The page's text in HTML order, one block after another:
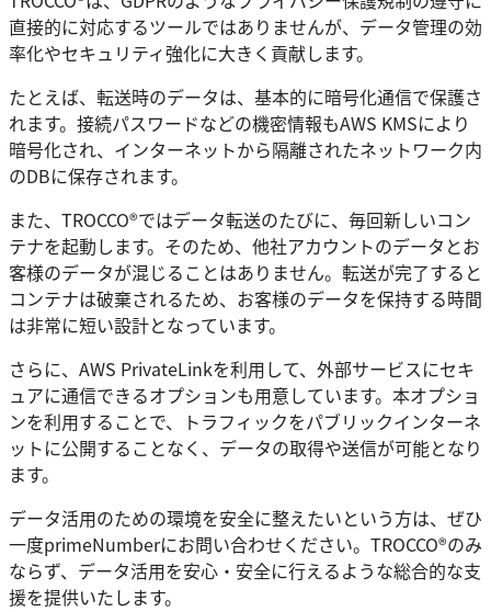
直接的に対応するツールではありませんが、データ管理の効
率化やセキュリティ強化に大きく貢献します。
たとえば、転送時のデータは、基本的に暗号化通信で保護さ
れます。接続パスワードなどの機密情報もAWS KMSにより
暗号化され、インターネットから隔離されたネットワーク内
のDBに保存されます。
また、TROCCO®ではデータ転送のたびに、毎回新しいコン
テナを起動します。そのため、他社アカウントのデータとお
客様のデータが混じることはありません。転送が完了すると
コンテナは破棄されるため、お客様のデータを保持する時間
は非常に短い設計となっています。
さらに、AWS PrivateLinkを利用して、外部サービスにセキ
ュアに通信できるオプションも用意しています。本オプショ
ンを利用することで、トラフィックをパブリックインターネ
ットに公開することなく、データの取得や送信が可能となり
ます。
データ活用のための環境を安全に整えたいという方は、ぜひ
一度primeNumberにお問い合わせください。TROCCO®のみ
ならず、データ活用を安心・安全に行えるような総合的な支
援を提供いたします。